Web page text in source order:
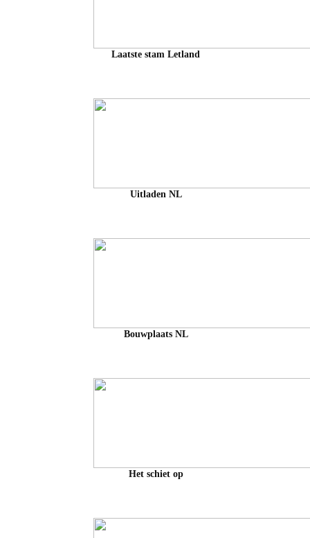
Laatste stam Letland
Uitladen NL
Bouwplaats NL
Het schiet op